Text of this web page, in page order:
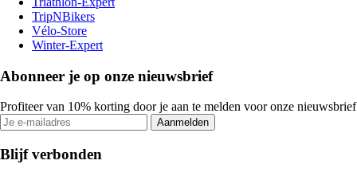
TripNBikers
Vélo-Store
Winter-Expert
Abonneer je op onze nieuwsbrief
Profiteer van 10% korting door je aan te melden voor onze nieuwsbrief
Aanmelden
Blijf verbonden